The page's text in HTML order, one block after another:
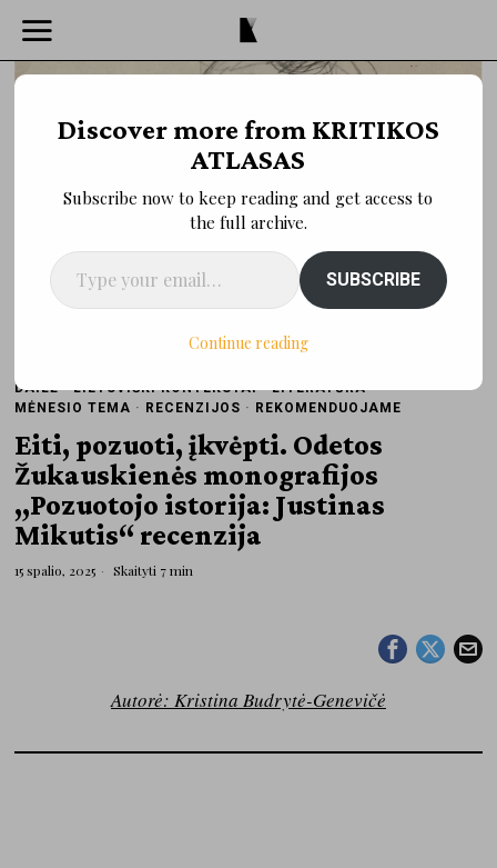
DAILĖ · LIETUVIŠKI KONTEKSTAI · LITERATŪRA ·
MĖNESIO TEMA · RECENZIJOS · REKOMENDUOJAME
Eiti, pozuoti, įkvėpti. Odetos
Žukauskienės monografijos
„Pozuotojo istorija: Justinas
Mikutis“ recenzija
15 spalio, 2025 Skaityti 7 min
Autorė: Kristina Budrytė-Genevičė
Discover more from KRITIKOS
ATLASAS
Subscribe now to keep reading and get access to
the full archive.
Type your email…
SUBSCRIBE
Continue reading